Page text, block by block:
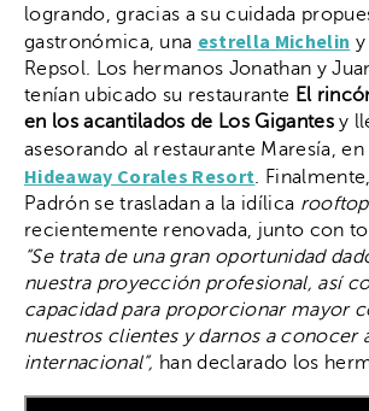
logrando, gracias a su cuidada
gastronómica, una estrella Michelin
Repsol. Los hermanos Jonathan y
tenían ubicado su restaurante El
en los acantilados de Los Gigantesy
asesorando al restaurante Maresía, en
Hideaway Corales Resort.
Padrón se trasladan a la idílica rooftop
recientemente renovada, junto con
“Se trata de una gran oportunidad
nuestra proyección profesional, así
capacidad para proporcionar mayor
nuestros clientes y darnos a conocer
internacional”, han declarado los